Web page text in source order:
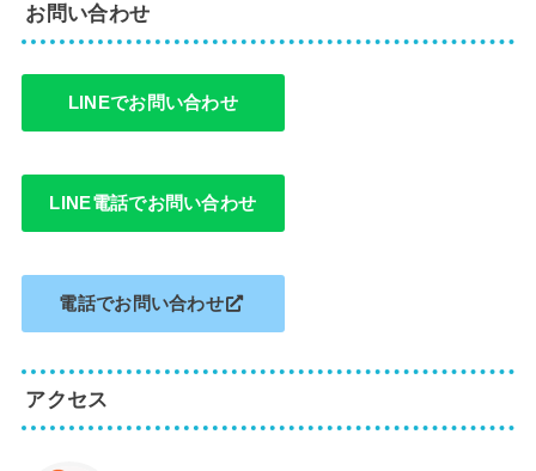
お問い合わせ
LINEでお問い合わせ
LINE電話でお問い合わせ
電話でお問い合わせ
アクセス